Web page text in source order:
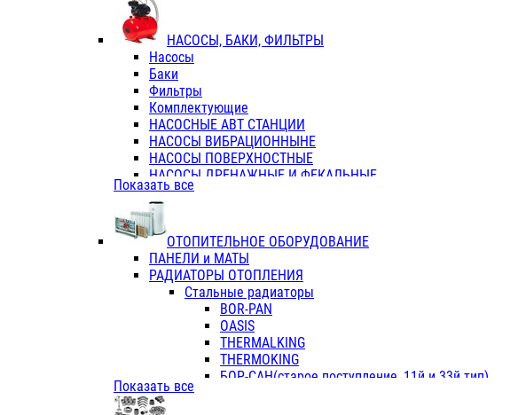
ТРОЙНИКИ ПЕРЕХОДНЫЕ / СОЕДИНИТЕЛЬНЫЕ
ТРОЙНИКИ С ВНУТРЕННЕЙ РЕЗЬБОЙ
КОЛЬЦА РЕЗИНОВЫЕ
ТРУБЫ НАПОРНЫЕ
ТРУБЫ ГОФРИРОВАННЫЕ ДВУХСЛ.
ТРУБЫ ПОЛИЭТИЛЕНОВЫЕ
НАСОСЫ, БАКИ, ФИЛЬТРЫ
Насосы
Баки
Фильтры
Комплектующие
НАСОСНЫЕ АВТ СТАНЦИИ
НАСОСЫ ВИБРАЦИОННЫНЕ
НАСОСЫ ПОВЕРХНОСТНЫЕ
НАСОСЫ ДРЕНАЖНЫЕ И ФЕКАЛЬНЫЕ
НАСОСЫ ПОВЫСИТ и ЦИРКУЛЯЦИОННЫЕ
НАСОСЫ СКВАЖИННЫЕ
Показать все
ОТОПИТЕЛЬНОЕ ОБОРУДОВАНИЕ
ПАНЕЛИ и МАТЫ
РАДИАТОРЫ ОТОПЛЕНИЯ
Стальные радиаторы
BOR-PAN
OASIS
THERMALKING
THERMOKING
БОР-САН(старое поступление, 11й и 33й тип)
Показать все